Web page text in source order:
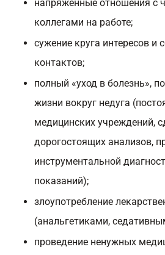
напряженные отношения с
коллегами на работе;
сужение круга интересов и
контактов;
полный «уход в болезнь»,
жизни вокруг недуга
медицинских учреждений,
дорогостоящих анализов,
инструментальной
показаний);
злоупотребление
(анальгетиками,
проведение ненужных